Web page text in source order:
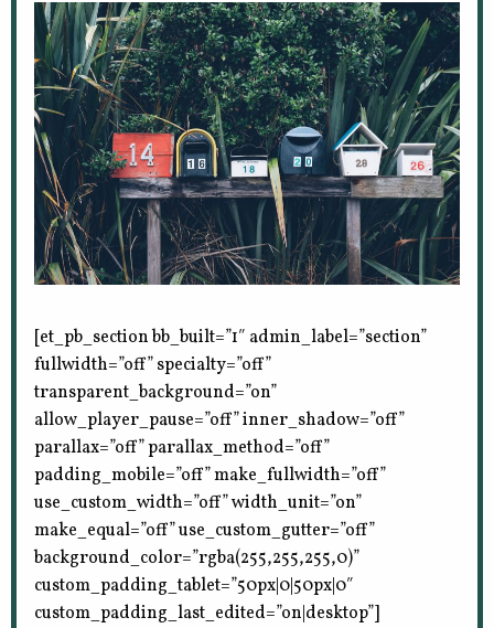
[et_pb_section bb_built=”1″ admin_label=”section”
fullwidth=”off” specialty=”off”
transparent_background=”on”
allow_player_pause=”off” inner_shadow=”off”
parallax=”off” parallax_method=”off”
padding_mobile=”off” make_fullwidth=”off”
use_custom_width=”off” width_unit=”on”
make_equal=”off” use_custom_gutter=”off”
background_color=”rgba(255,255,255,0)”
custom_padding_tablet=”50px|0|50px|0″
custom_padding_last_edited=”on|desktop”]